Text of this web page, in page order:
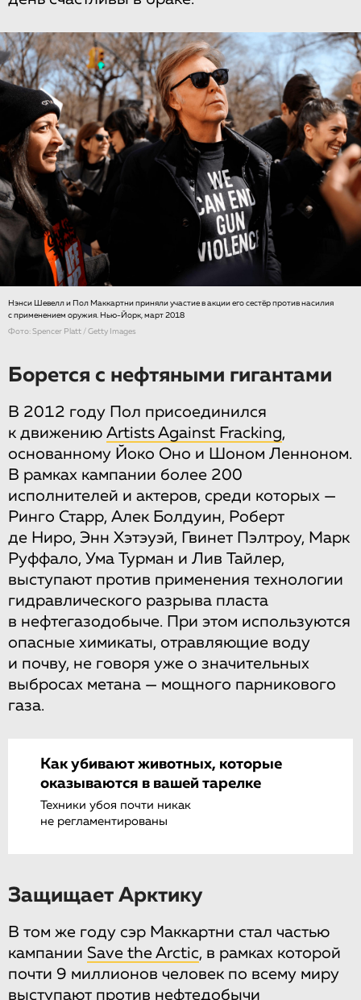
Нэнси Шевелл и Пол Маккартни приняли участие в акции его сестёр против насилия
с применением оружия. Нью-Йорк, март 2018
Фото: Spencer Platt / Getty Images
Борется с нефтяными гигантами
В 2012 году Пол присоединился
к движению Artists Against Fracking,
основанному Йоко Оно и Шоном Ленноном.
В рамках кампании более 200
исполнителей и актеров, среди которых —
Ринго Старр, Алек Болдуин, Роберт
де Ниро, Энн Хэтэуэй, Гвинет Пэлтроу, Марк
Руффало, Ума Турман и Лив Тайлер,
выступают против применения технологии
гидравлического разрыва пласта
в нефтегазодобыче. При этом используются
опасные химикаты, отравляющие воду
и почву, не говоря уже о значительных
выбросах метана — мощного парникового
газа.
Как убивают животных, которые
оказываются в вашей тарелке
Техники убоя почти никак
не регламентированы
Защищает Арктику
В том же году сэр Маккартни стал частью
кампании Save the Arctic, в рамках которой
почти 9 миллионов человек по всему миру
выступают против нефтедобычи